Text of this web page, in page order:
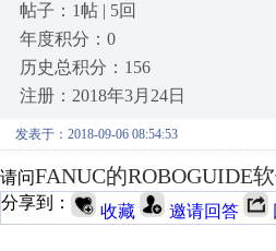
帖子：1帖 | 5回
年度积分：0
历史总积分：156
注册：2018年3月24日
发表于：2018-09-06 08:54:53
请问FANUC的ROBOGUIDE
分享到： 收藏 邀请回答